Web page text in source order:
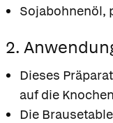
Sojabohnenöl,
2.
Dieses
auf die
Die